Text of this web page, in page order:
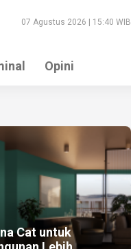
07 Agustus 2026 | 15:40 WIB
Opini
Cat untuk